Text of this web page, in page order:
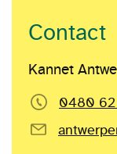
Contact
Kannet
0480 62